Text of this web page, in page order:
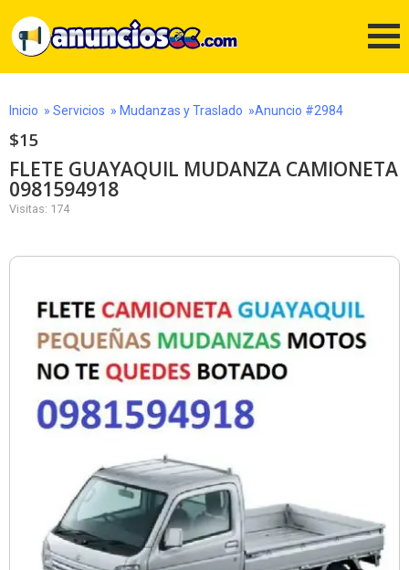
Inicio » Servicios » Mudanzas y Traslado »Anuncio #2984
$15
FLETE GUAYAQUIL MUDANZA CAMIONETA
0981594918
Visitas: 174